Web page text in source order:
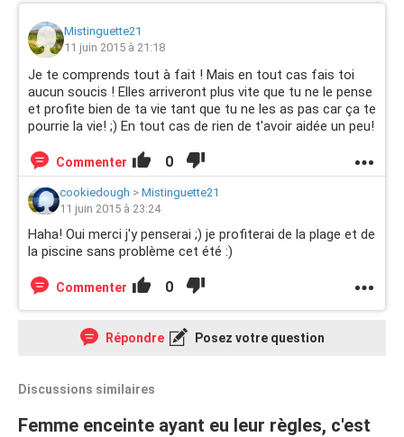
Mistinguette21
11 juin 2015 à 21:18
Je te comprends tout à fait ! Mais en tout cas fais toi
aucun soucis ! Elles arriveront plus vite que tu ne le pense
et profite bien de ta vie tant que tu ne les as pas car ça te
pourrie la vie! ;) En tout cas de rien de t'avoir aidée un peu!
Commenter 0
cookiedough > Mistinguette21
11 juin 2015 à 23:24
Haha! Oui merci j'y penserai ;) je profiterai de la plage et de
la piscine sans problème cet été :)
Commenter 0
Répondre Posez votre question
Discussions similaires
Femme enceinte ayant eu leur règles, c'est